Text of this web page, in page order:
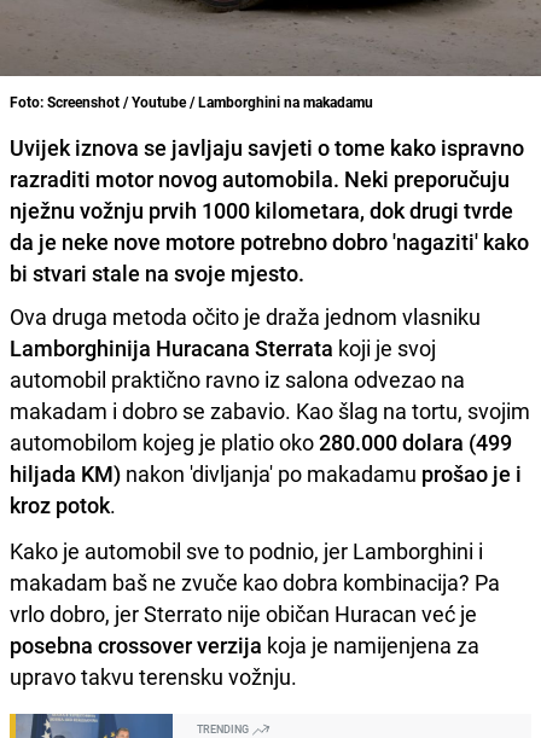
Foto: Screenshot / Youtube / Lamborghini na makadamu
Uvijek iznova se javljaju savjeti o tome kako ispravno
razraditi motor novog automobila. Neki preporučuju
nježnu vožnju prvih 1000 kilometara, dok drugi tvrde
da je neke nove motore potrebno dobro 'nagaziti' kako
bi stvari stale na svoje mjesto.
Ova druga metoda očito je draža jednom vlasniku
Lamborghinija Huracana Sterrata koji je svoj
automobil praktično ravno iz salona odvezao na
makadam i dobro se zabavio. Kao šlag na tortu, svojim
automobilom kojeg je platio oko280.000 dolara (499
hiljada KM) nakon 'divljanja' po makadamu prošao je i
kroz potok.
Kako je automobil sve to podnio, jer Lamborghini i
makadam baš ne zvuče kao dobra kombinacija? Pa
vrlo dobro, jer Sterrato nije običan Huracan već je
posebna crossover verzija koja je namijenjena za
upravo takvu terensku vožnju.
TRENDING